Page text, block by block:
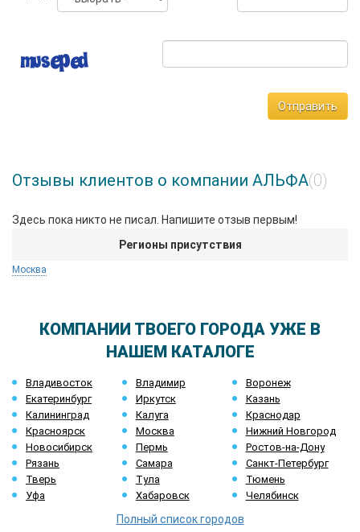
Отправить
Отзывы клиентов о компании АЛЬФА(0)
Здесь пока никто не писал. Напишите отзыв первым!
Регионы присутствия
Москва
КОМПАНИИ ТВОЕГО ГОРОДА УЖЕ В
НАШЕМ КАТАЛОГЕ
Владивосток Владимир
Воронеж
Екатеринбург
Иркутск
Казань
Калининград
Калуга
Краснодар
Красноярск
Москва
Нижний Новгород
Новосибирск
Пермь
Ростов-на-Дону
Рязань
Самара
Санкт-Петербург
Тверь
Тула
Тюмень
Уфа
Хабаровск Челябинск
Полный список городов